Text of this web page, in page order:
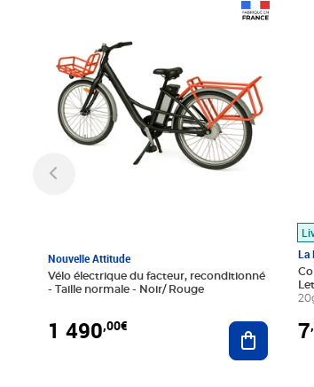
Nouvelle Attitude
Vélo électrique du facteur, reconditionné
- Taille normale - Noir/ Rouge
1 490,00€ Ajouter
La
7